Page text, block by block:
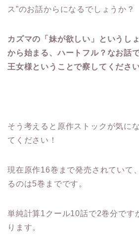
ス”のお話からになるでしょうか？
カズマの「妹が欲しい」というし
から始まる、ハートフル？なお話
王女様ということで察してくださ
そう考えると原作ストックが気に
てください！
現在原作16巻まで発売されていて
るのは5巻までです。
単純計算1クール10話で2巻分です
ります。